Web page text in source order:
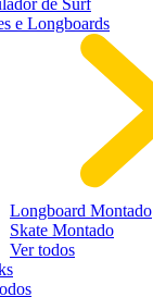
de Surf
e Longboards
Longboard Montado
Skate Montado
Ver todos